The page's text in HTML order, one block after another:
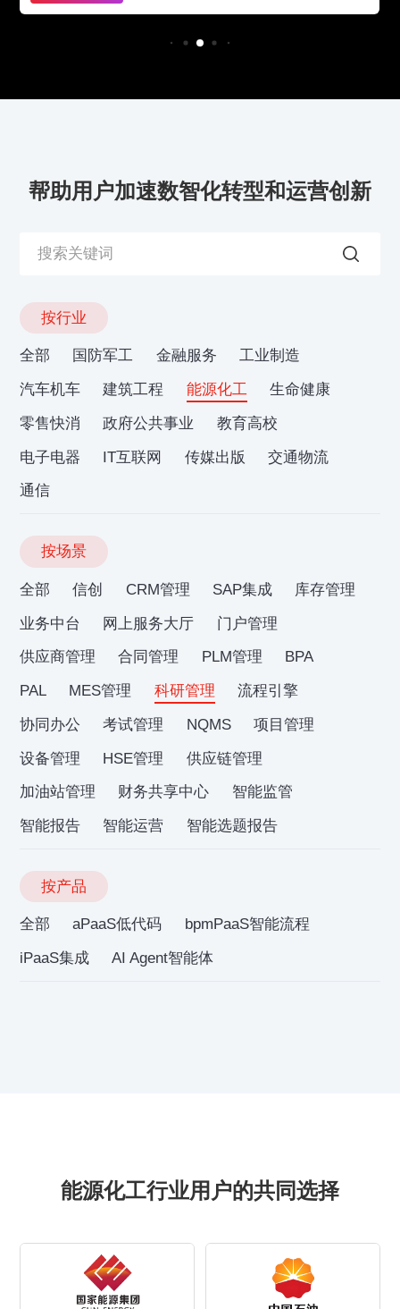
帮助用户加速数智化转型和运营创新
按行业
全部 国防军工 金融服务
工业制造
汽车机车
建筑工程 能源化工
生命健康
零售快消
政府公共事业
教育高校
电子电器
IT互联网 传媒出版
交通物流
通信
按场景
全部 信创 CRM管理 SAP集成
库存管理
业务中台
网上服务大厅
门户管理
供应商管理
合同管理 PLM管理
BPA
PAL
MES管理 科研管理
流程引擎
协同办公
考试管理 NQMS
项目管理
设备管理
HSE管理
供应链管理
加油站管理
财务共享中心
智能监管
智能报告
智能运营 智能选题报告
按产品
全部 aPaaS低代码
bpmPaaS智能流程
iPaaS集成
AI Agent智能体
能源化工行业用户的共同选择